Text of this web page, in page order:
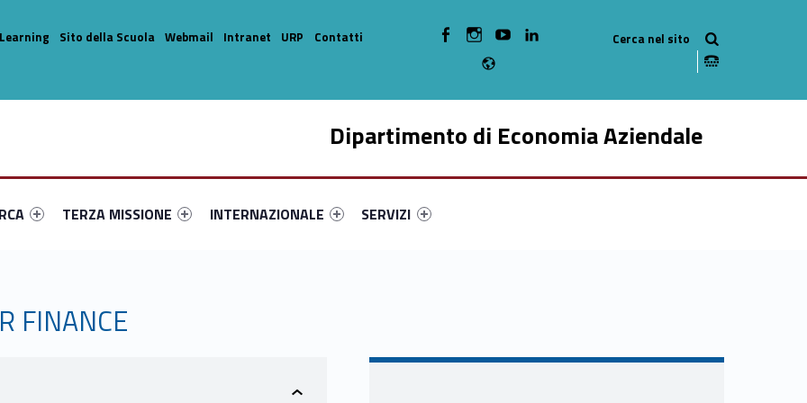
Dipartimento di Economia Aziendale
primary-52497-14
#link-menu-primary-59415-33
Link identifier #link-menu-primary-36973-44
TERZA MISSIONE
Link identifier #link-menu-primary-67875-49
INTERNAZIONALE
Link identifier #link-menu-primary-48368-59
SERVIZI
Sito della Scuola Webmail Intranet URP
Contatti
WebMan on Facebook
WebMan on Instagram
WebMan on Youtube
FINANCE